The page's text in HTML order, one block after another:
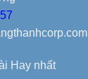
Hay nhất